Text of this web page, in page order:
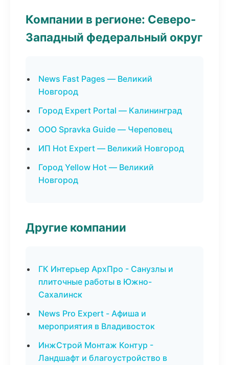
Компании в регионе: Северо-
Западный федеральный округ
News Fast Pages — Великий
Новгород
Город Expert Portal — Калининград
ООО Spravka Guide — Череповец
ИП Hot Expert — Великий Новгород
Город Yellow Hot — Великий
Новгород
Другие компании
ГК Интерьер АрхПро - Санузлы и
плиточные работы в Южно-
Сахалинск
News Pro Expert - Афиша и
мероприятия в Владивосток
ИнжСтрой Монтаж Контур -
Ландшафт и благоустройство в